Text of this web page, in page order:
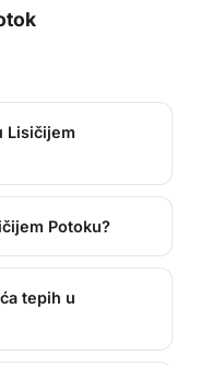
Lisičijem
Potoku?
tepih u